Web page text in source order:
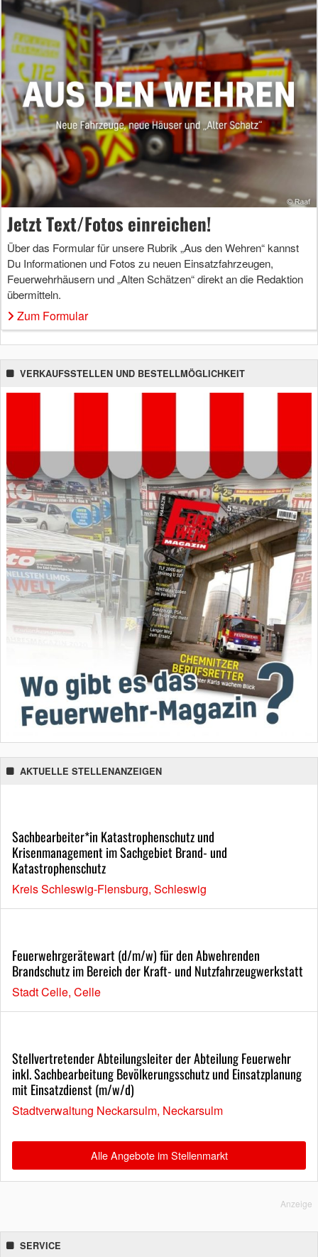
Jetzt Text/Fotos einreichen!
Über das Formular für unsere Rubrik „Aus den Wehren“ kannst
Du Informationen und Fotos zu neuen Einsatzfahrzeugen,
Feuerwehrhäusern und „Alten Schätzen“ direkt an die Redaktion
übermitteln.
Zum Formular
VERKAUFSSTELLEN UND BESTELLMÖGLICHKEIT
AKTUELLE STELLENANZEIGEN
Sachbearbeiter*in Katastrophenschutz und
Krisenmanagement im Sachgebiet Brand- und
Katastrophenschutz
Kreis Schleswig-Flensburg, Schleswig
Feuerwehrgerätewart (d/m/w) für den Abwehrenden
Brandschutz im Bereich der Kraft- und Nutzfahrzeugwerkstatt
Stadt Celle, Celle
Stellvertretender Abteilungsleiter der Abteilung Feuerwehr
inkl. Sachbearbeitung Bevölkerungsschutz und Einsatzplanung
mit Einsatzdienst (m/w/d)
Stadtverwaltung Neckarsulm, Neckarsulm
Alle Angebote im Stellenmarkt
Anzeige
SERVICE